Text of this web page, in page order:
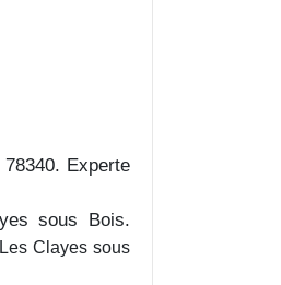
Experte
sous Bois.
Clayes sous